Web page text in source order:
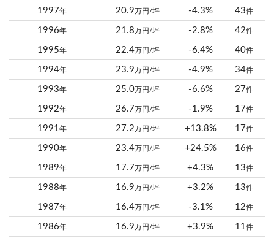
1997年 20.9万円/坪 -4.3% 43件
1996年 21.8万円/坪 -2.8% 42件
1995年 22.4万円/坪 -6.4% 40件
1994年 23.9万円/坪 -4.9% 34件
1993年 25.0万円/坪 -6.6% 27件
1992年 26.7万円/坪 -1.9% 17件
1991年 27.2万円/坪 +13.8% 17件
1990年 23.4万円/坪 +24.5% 16件
1989年 17.7万円/坪 +4.3% 13件
1988年 16.9万円/坪 +3.2% 13件
1987年 16.4万円/坪 -3.1% 12件
1986年 16.9万円/坪 +3.9% 11件